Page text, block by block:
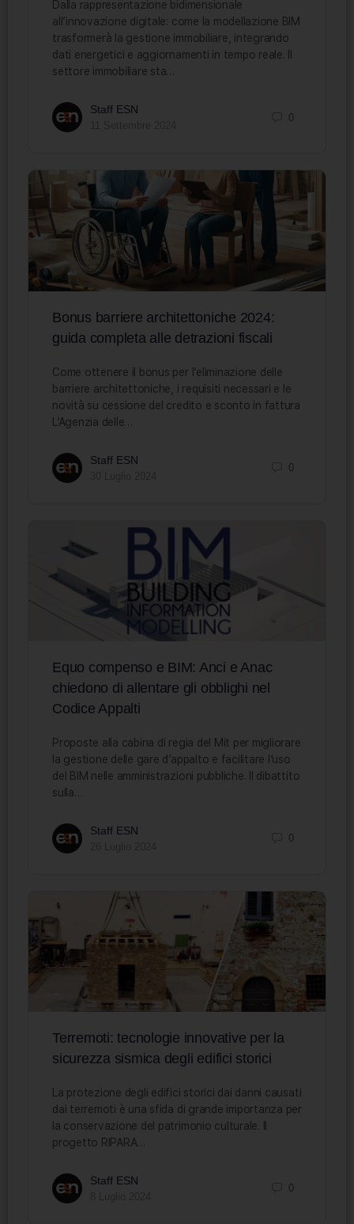
Dalla rappresentazione bidimensionale
all’innovazione digitale: come la modellazione BIM
trasformerà la gestione immobiliare, integrando
dati energetici e aggiornamenti in tempo reale. Il
settore immobiliare sta…
Staff ESN
0
Bonus barriere architettoniche 2024:
guida completa alle detrazioni fiscali
Come ottenere il bonus per l’eliminazione delle
barriere architettoniche, i requisiti necessari e le
novità su cessione del credito e sconto in fattura
L’Agenzia delle…
Staff ESN
0
Equo compenso e BIM: Anci e Anac
chiedono di allentare gli obblighi nel
Codice Appalti
Proposte alla cabina di regia del Mit per migliorare
la gestione delle gare d’appalto e facilitare l’uso
del BIM nelle amministrazioni pubbliche. Il dibattito
sulla…
Staff ESN
0
Terremoti: tecnologie innovative per la
sicurezza sismica degli edifici storici
La protezione degli edifici storici dai danni causati
dai terremoti è una sfida di grande importanza per
la conservazione del patrimonio culturale. Il
progetto RIPARA…
Staff ESN
0